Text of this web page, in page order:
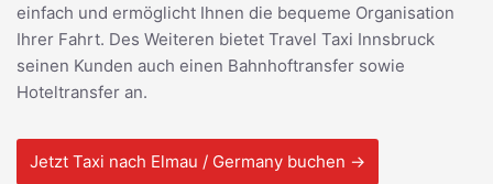
einfach und ermöglicht Ihnen die bequeme Organisation
Ihrer Fahrt. Des Weiteren bietet Travel Taxi Innsbruck
seinen Kunden auch einen Bahnhoftransfer sowie
Hoteltransfer an.
Jetzt Taxi nach Elmau / Germany buchen →